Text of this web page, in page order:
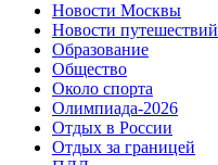
Новости Москвы
Новости путешествий
Образование
Общество
Около спорта
Олимпиада-2026
Отдых в России
Отдых за границей